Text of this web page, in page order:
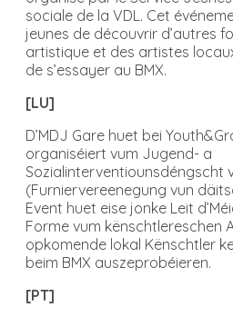
sociale de la VDL. Cet
jeunes de découvrir d’autres
artistique et des artistes
de s’essayer au BMX.
[LU]
D’MDJ Gare huet bei
organiséiert vum Jugend- a
Sozialinterventiounsdéngscht
(Furniervereenegung vun
Event huet eise jonke Leit
Forme vum kënschtlereschen
opkomende lokal Kënschtler
beim BMX auszeprobéieren.
[PT]